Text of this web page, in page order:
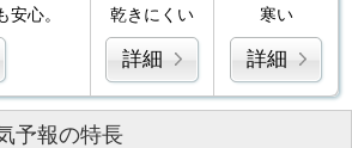
心。 乾きにくい
詳細
寒い
詳細
予報の特長